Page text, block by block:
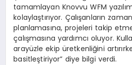
tamamlayan Knovvu WFM
kolaylaştırıyor. Çalışanların
planlamasına, projeleri takip
çalışmasına yardımcı oluyor.
arayüzle ekip üretkenliğini
basitleştiriyor” diye bilgi verdi.